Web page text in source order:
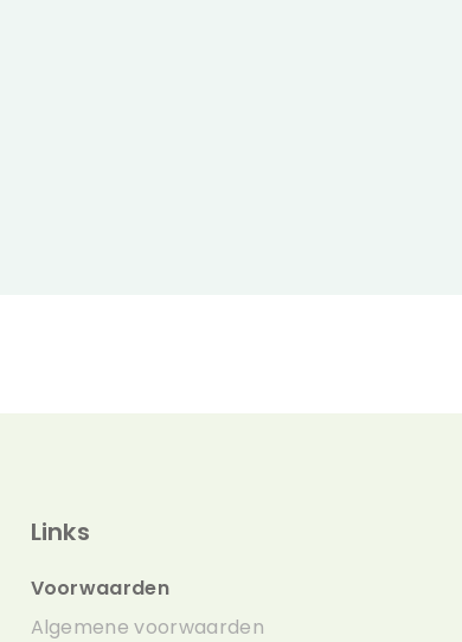
Links
Voorwaarden
Algemene voorwaarden